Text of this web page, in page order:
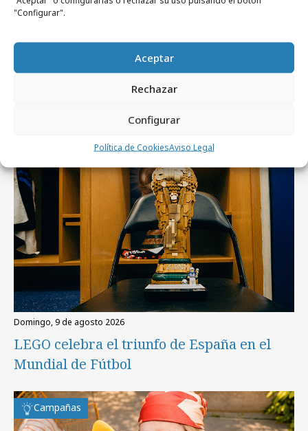
"Configurar".
Aceptar
Rechazar
Configurar
Política de CookiesAviso Legal
Artículos recientes
domingo, 9 de agosto 2026
LEGO celebra el triunfo de España en el
Mundial de Fútbol
Campañas